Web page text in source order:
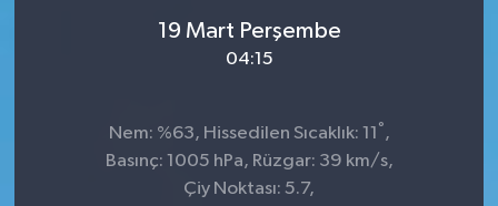
19 Mart Perşembe
04:15
Nem: %63, Hissedilen Sıcaklık: 11 ° ,
Basınç: 1005 hPa, Rüzgar: 39 km/s,
Çiy Noktası: 5.7,